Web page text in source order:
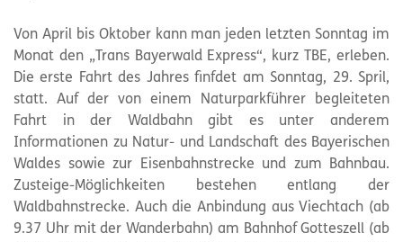
Von April bis Oktober kann man jeden letzten Sonntag im
Monat den „Trans Bayerwald Express“, kurz TBE, erleben.
Die erste Fahrt des Jahres finfdet am Sonntag, 29. Spril,
statt. Auf der von einem Naturparkführer begleiteten
Fahrt in der Waldbahn gibt es unter anderem
Informationen zu Natur- und Landschaft des Bayerischen
Waldes sowie zur Eisenbahnstrecke und zum Bahnbau.
Zusteige-Möglichkeiten bestehen entlang der
Waldbahnstrecke. Auch die Anbindung aus Viechtach (ab
9.37 Uhr mit der Wanderbahn) am Bahnhof Gotteszell (ab